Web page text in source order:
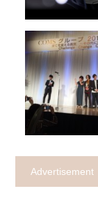
Advertisement